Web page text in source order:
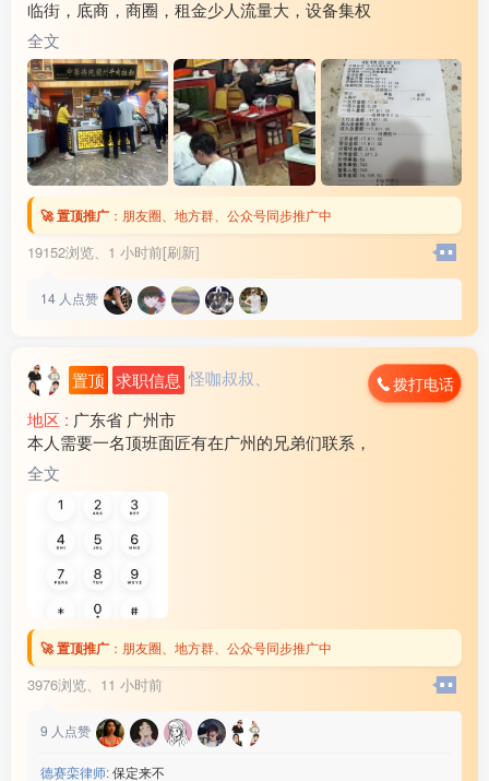
水电费 :1500元以上
外卖情况 :
店面面积 :240㎡ (平米)
周边环境 :学校 小区 商超 公园 市场 其他
店内设施 :水电 燃气 电视 空调 电话 WIFI 齐全
临街，底商，商圈，租金少人流量大，设备集权
全文
🚀 置顶推广 ： 朋友圈、地方群、公众号同步推广中
19152浏览、 1 小时前[刷新]
14 人点赞
置顶 求职信息 怪咖叔叔、 拨打电话
地区 : 广东省 广州市
本人需要一名顶班面匠有在广州的兄弟们联系，
全文
🚀 置顶推广 ： 朋友圈、地方群、公众号同步推广中
3976浏览、 11 小时前
9 人点赞
德赛栾律师:保定来不